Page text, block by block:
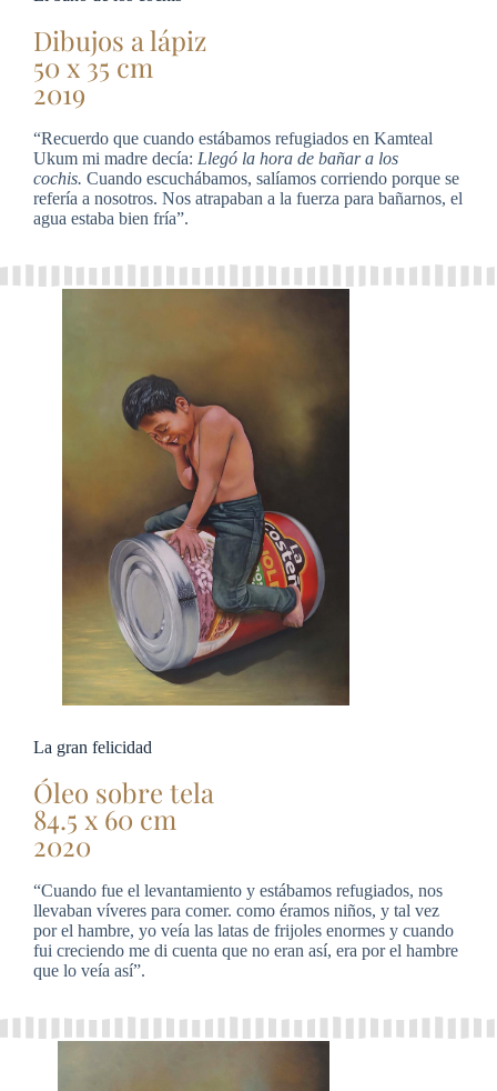
Dibujos a lápiz
50 x 35 cm
2019
“Recuerdo que cuando estábamos refugiados en Kamteal
Ukum mi madre decía: Llegó la hora de bañar a los
cochis. Cuando escuchábamos, salíamos corriendo porque se
refería a nosotros. Nos atrapaban a la fuerza para bañarnos, el
agua estaba bien fría”.
La gran felicidad
Óleo sobre tela
84.5 x 60 cm
2020
“Cuando fue el levantamiento y estábamos refugiados, nos
llevaban víveres para comer. como éramos niños, y tal vez
por el hambre, yo veía las latas de frijoles enormes y cuando
fui creciendo me di cuenta que no eran así, era por el hambre
que lo veía así”.